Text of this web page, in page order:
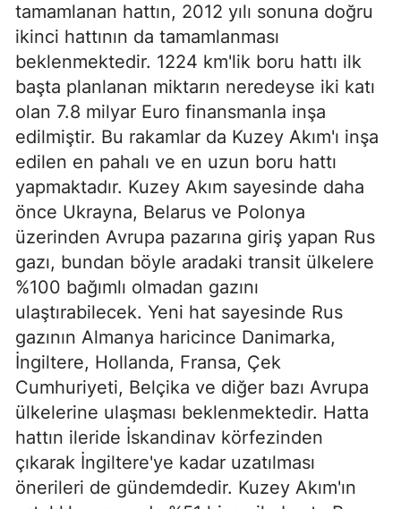
tamamlanan hattın, 2012 yılı sonuna doğru
ikinci hattının da tamamlanması
beklenmektedir. 1224 km'lik boru hattı ilk
başta planlanan miktarın neredeyse iki katı
olan 7.8 milyar Euro finansmanla inşa
edilmiştir. Bu rakamlar da Kuzey Akım'ı inşa
edilen en pahalı ve en uzun boru hattı
yapmaktadır. Kuzey Akım sayesinde daha
önce Ukrayna, Belarus ve Polonya
üzerinden Avrupa pazarına giriş yapan Rus
gazı, bundan böyle aradaki transit ülkelere
%100 bağımlı olmadan gazını
ulaştırabilecek. Yeni hat sayesinde Rus
gazının Almanya haricince Danimarka,
İngiltere, Hollanda, Fransa, Çek
Cumhuriyeti, Belçika ve diğer bazı Avrupa
ülkelerine ulaşması beklenmektedir. Hatta
hattın ileride İskandinav körfezinden
çıkarak İngiltere'ye kadar uzatılması
önerileri de gündemdedir. Kuzey Akım'ın